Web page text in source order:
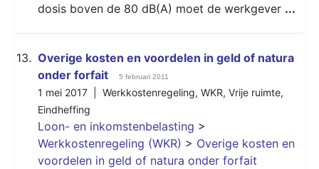
dosis boven de 80 dB(A) moet de werkgever ...
13. Overige kosten en voordelen in geld of natura
onder forfait
5 februari 2011
1 mei 2017 | Werkkostenregeling, WKR, Vrije ruimte,
Eindheffing
Loon- en inkomstenbelasting >
Werkkostenregeling (WKR) > Overige kosten en
voordelen in geld of natura onder forfait